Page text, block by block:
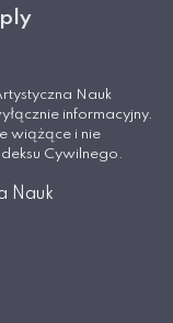
Nauk
informacyjny.
wiążące i nie
Cywilnego.
Nauk